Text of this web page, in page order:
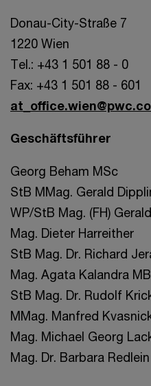
Donau-City-Straße 7
1220 Wien
Tel.: +43 1 501 88 - 0
Fax: +43 1 501 88 - 601
Geschäftsführer
Georg Beham MSc
StB MMag. Gerald
WP/StB Mag. (FH)
Mag. Dieter Harreither
StB Mag. Dr. Richard
Mag. Agata Kalandra
StB Mag. Dr. Rudolf
MMag. Manfred
Mag. Michael Georg
Mag. Dr. Barbara Redlein